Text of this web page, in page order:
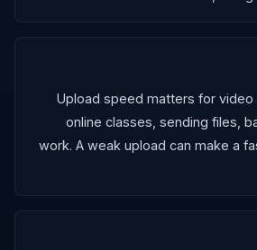
Upload speed matters for video
online classes, sending files,
work. A weak upload can make a